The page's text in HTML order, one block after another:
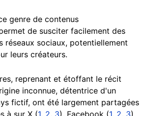
genre de contenus
de susciter facilement des
réseaux sociaux, potentiellement
leurs créateurs.
reprenant et étoffant le récit
inconnue, détentrice d'un
fictif, ont été largement partagées
à sur X (1, 2, 3), Facebook (1, 2, 3)